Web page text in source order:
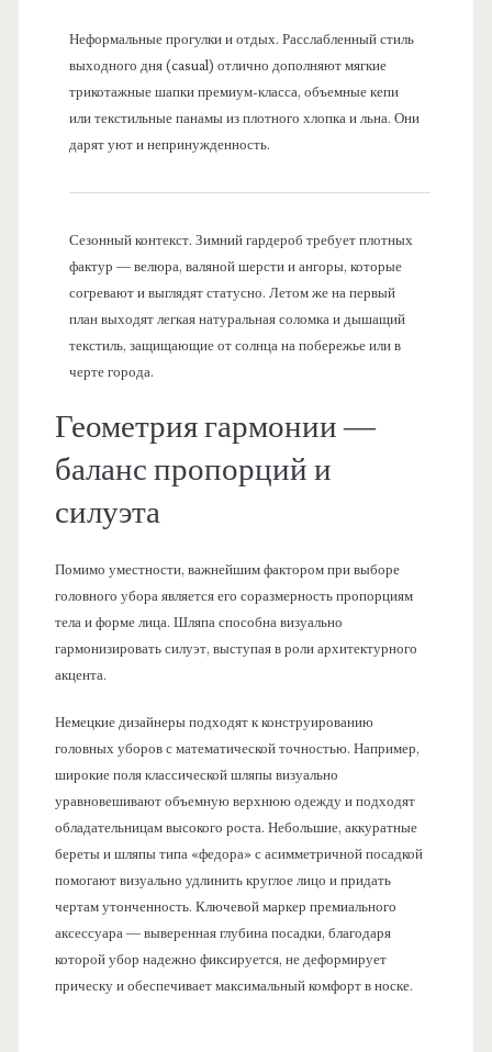
Неформальные прогулки и отдых. Расслабленный стиль
выходного дня (casual) отлично дополняют мягкие
трикотажные шапки премиум-класса, объемные кепи
или текстильные панамы из плотного хлопка и льна. Они
дарят уют и непринужденность.
Сезонный контекст. Зимний гардероб требует плотных
фактур — велюра, валяной шерсти и ангоры, которые
согревают и выглядят статусно. Летом же на первый
план выходят легкая натуральная соломка и дышащий
текстиль, защищающие от солнца на побережье или в
черте города.
Геометрия гармонии —
баланс пропорций и
силуэта
Помимо уместности, важнейшим фактором при выборе
головного убора является его соразмерность пропорциям
тела и форме лица. Шляпа способна визуально
гармонизировать силуэт, выступая в роли архитектурного
акцента.
Немецкие дизайнеры подходят к конструированию
головных уборов с математической точностью. Например,
широкие поля классической шляпы визуально
уравновешивают объемную верхнюю одежду и подходят
обладательницам высокого роста. Небольшие, аккуратные
береты и шляпы типа «федора» с асимметричной посадкой
помогают визуально удлинить круглое лицо и придать
чертам утонченность. Ключевой маркер премиального
аксессуара — выверенная глубина посадки, благодаря
которой убор надежно фиксируется, не деформирует
прическу и обеспечивает максимальный комфорт в носке.